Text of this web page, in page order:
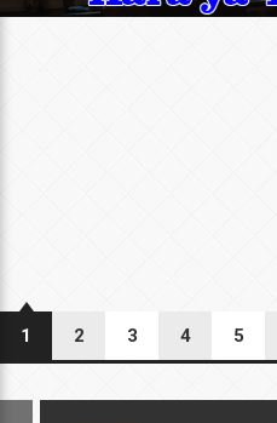
1 2 3 4 5